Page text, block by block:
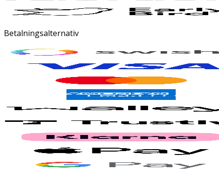
Betalningsalternativ